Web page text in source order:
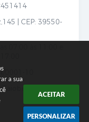
a sua
ACEITAR
PERSONALIZAR
| CEP: 39550-
0001-10
- MG